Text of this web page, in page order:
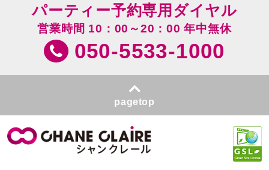
パーティー予約専用ダイヤル
営業時間 10：00～20：00 年中無休
050-5533-1000
pagetop